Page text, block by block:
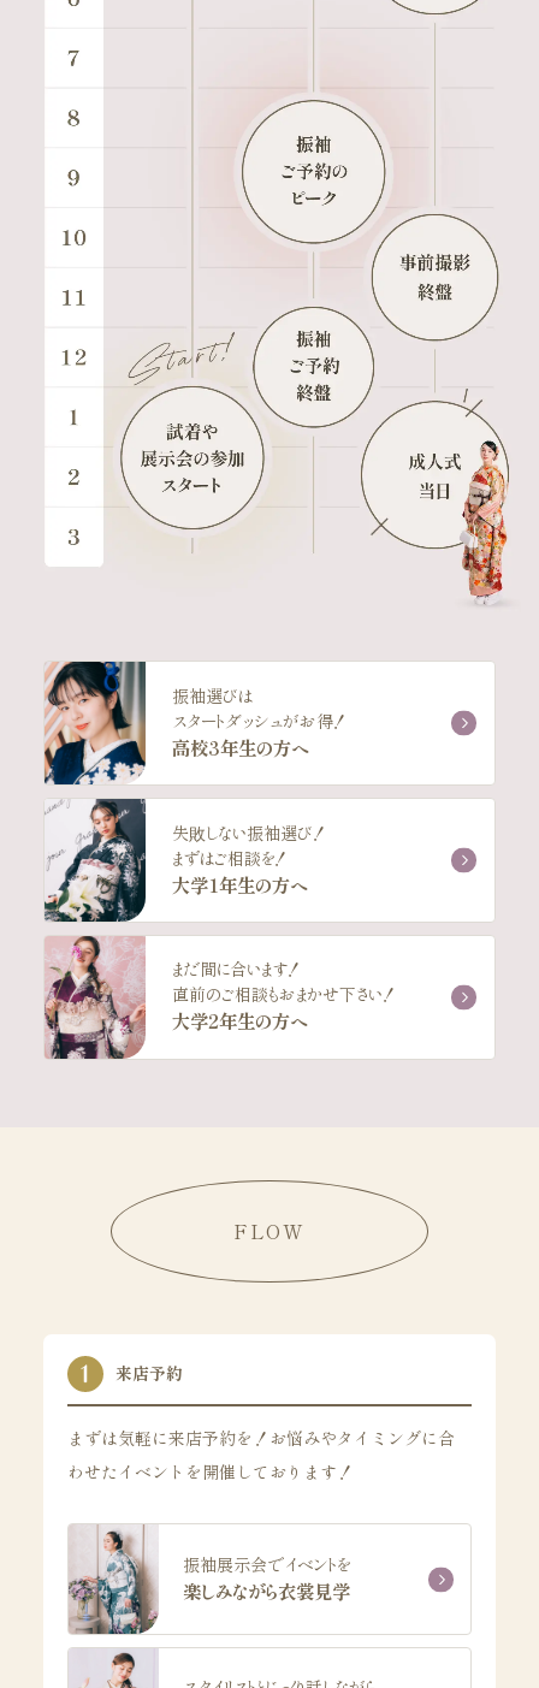
振袖選びは
スタートダッシュがお得！
高校3年生の方へ
失敗しない振袖選び！
まずはご相談を！
大学1年生の方へ
まだ間に合います！
直前のご相談もおまかせ下さい！
大学2年生の方へ
FLOW
来店予約
まずは気軽に来店予約を！お悩みやタイミングに合
わせたイベントを開催しております！
振袖展示会でイベントを
楽しみながら衣裳見学